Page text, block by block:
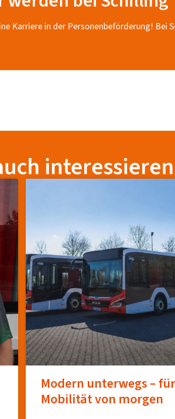
Karriere in der Personenbeförderung! Bei
Modern unterwegs –
Mobilität von morgen